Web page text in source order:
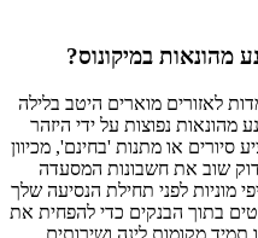
מהונאות במיקונוס?
לאזורים מוארים היטב בלילה
נפוצות על ידי היזהר
סיורים או מתנות 'בחינם', מכיוון
שוב את חשבונות המסעדה
מוניות לפני תחילת הנסיעה שלך
בתוך הבנקים כדי להפחית את
תמיד מקומות לינה ושירותים